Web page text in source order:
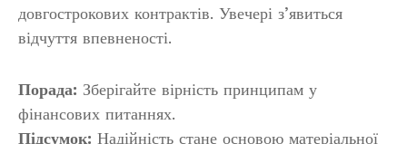
довгострокових контрактів. Увечері з’явиться
відчуття впевненості.
Порада: Зберігайте вірність принципам у
фінансових питаннях.
Підсумок: Надійність стане основою матеріальної